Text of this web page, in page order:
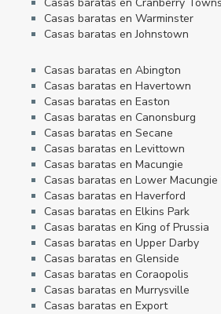
Casas baratas en Warminster
Casas baratas en Johnstown
Casas baratas en Abington
Casas baratas en Havertown
Casas baratas en Easton
Casas baratas en Canonsburg
Casas baratas en Secane
Casas baratas en Levittown
Casas baratas en Macungie
Casas baratas en Lower
Casas baratas en Haverford
Casas baratas en Elkins Park
Casas baratas en King of Prussia
Casas baratas en Upper Darby
Casas baratas en Glenside
Casas baratas en Coraopolis
Casas baratas en Murrysville
Casas baratas en Export